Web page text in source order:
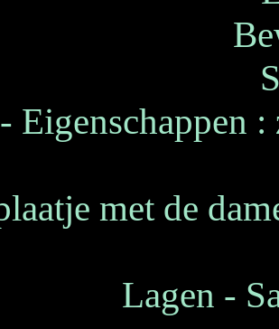
Eigenschappen
met de
Lagen -